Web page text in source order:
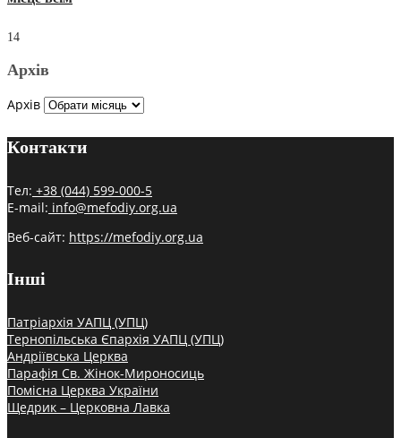
14
Архів
Архів
Контакти
Тел: +38 (044) 599-000-5
E-mail: info@mefodiy.org.ua
Веб-сайт: https://mefodiy.org.ua
Інші
Патріархія УАПЦ (УПЦ)
Тернопільська Єпархія УАПЦ (УПЦ)
Андріївська Церква
Парафія Св. Жінок-Мироносиць
Помісна Церква України
Щедрик – Церковна Лавка